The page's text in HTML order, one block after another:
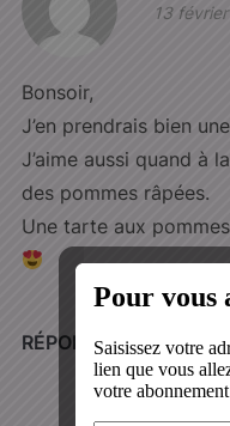
13
Bonsoir,
J’en prendrais bien
J’aime aussi quand à
des pommes râpées.
Une tarte aux
RÉPONDRE